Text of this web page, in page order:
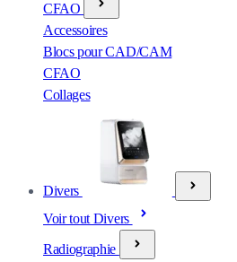
CFAO
Accessoires
Blocs pour CAD/CAM
CFAO
Collages
Divers
Voir tout Divers
Radiographie